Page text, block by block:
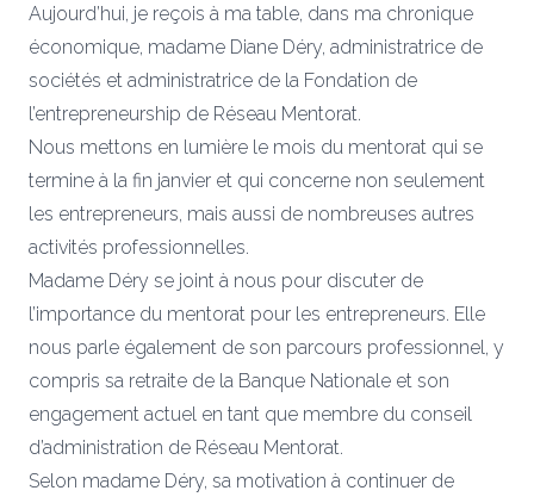
Aujourd’hui, je reçois à ma table, dans ma chronique
économique, madame Diane Déry, administratrice de
sociétés et administratrice de la Fondation de
l’entrepreneurship de Réseau Mentorat.
Nous mettons en lumière le mois du mentorat qui se
termine à la fin janvier et qui concerne non seulement
les entrepreneurs, mais aussi de nombreuses autres
activités professionnelles.
Madame Déry se joint à nous pour discuter de
l’importance du mentorat pour les entrepreneurs. Elle
nous parle également de son parcours professionnel, y
compris sa retraite de la Banque Nationale et son
engagement actuel en tant que membre du conseil
d’administration de Réseau Mentorat.
Selon madame Déry, sa motivation à continuer de